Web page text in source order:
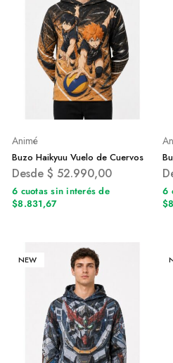
Animé
Buzo Haikyuu Vuelo de Cuervos
Desde $ 52.990,00
6 cuotas sin interés de
$8.831,67
6
NEW